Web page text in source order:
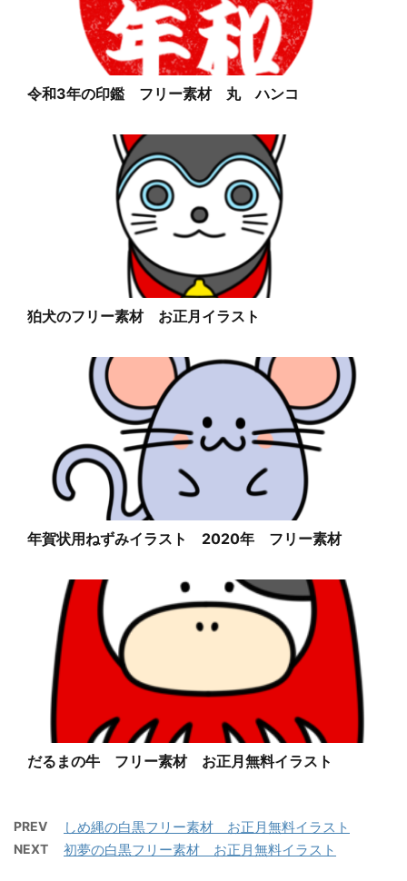
令和3年の印鑑 フリー素材 丸 ハンコ
狛犬のフリー素材 お正月イラスト
年賀状用ねずみイラスト 2020年 フリー素材
だるまの牛 フリー素材 お正月無料イラスト
PREV しめ縄の白黒フリー素材 お正月無料イラスト
NEXT 初夢の白黒フリー素材 お正月無料イラスト